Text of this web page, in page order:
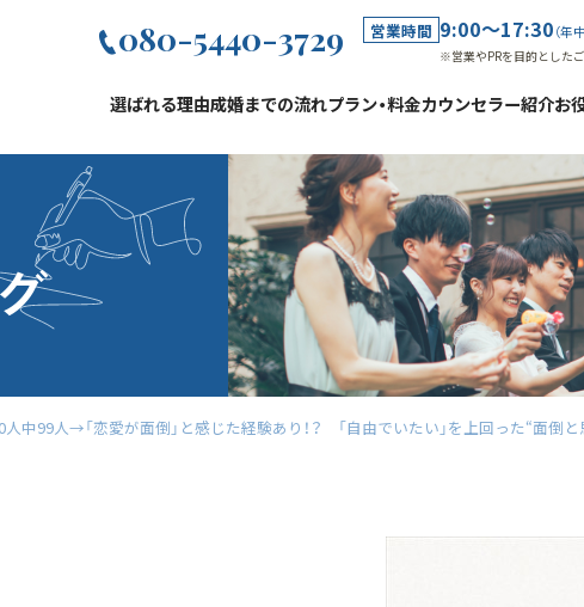
080-5440-3729 営業時間 9:00～17:30 （年
※営業やPRを目的とした
選ばれる理由成婚までの流れプラン・料金カウンセラー紹介お
人中99人→「恋愛が面倒」と感じた経験あり！？ 「自由でいたい」を上回った“面倒